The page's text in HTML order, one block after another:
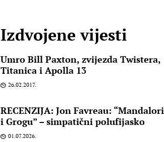
Izdvojene vijesti
Umro Bill Paxton, zvijezda Twistera,
Titanica i Apolla 13
26.02.2017.
RECENZIJA: Jon Favreau:
i Grogu” – simpatični polufijasko
01.07.2026.